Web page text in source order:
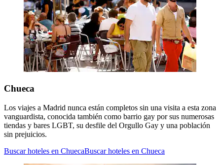
Chueca
Los viajes a Madrid nunca están completos sin una visita a esta zona
vanguardista, conocida también como barrio gay por sus numerosas
tiendas y bares LGBT, su desfile del Orgullo Gay y una población
sin prejuicios.
Buscar hoteles en ChuecaBuscar hoteles en Chueca